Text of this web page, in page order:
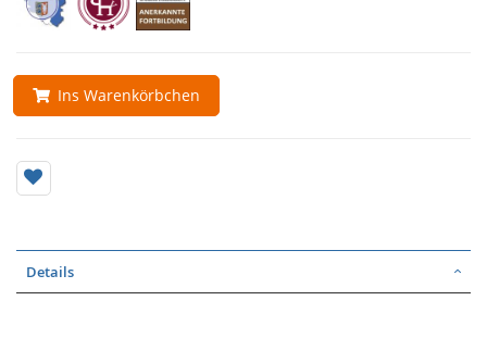
Ins Warenkörbchen
Details